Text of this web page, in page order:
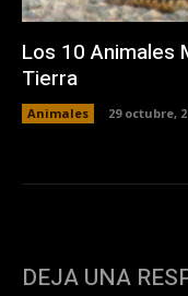
Los 10 Animales
Tierra
Animales 29 octubre,
DEJA UNA